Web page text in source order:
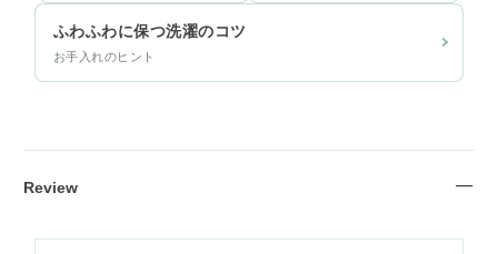
ふわふわに保つ洗濯のコツ
お手入れのヒント
Review